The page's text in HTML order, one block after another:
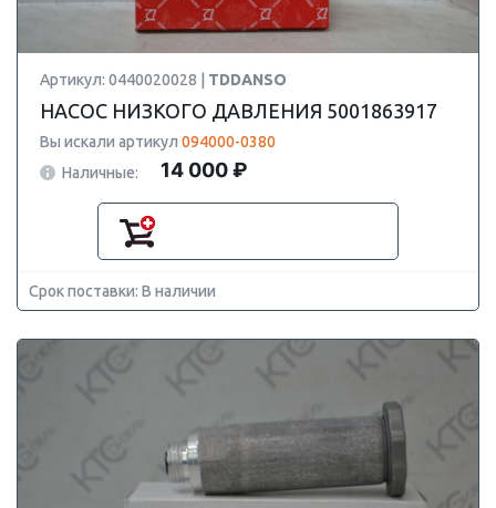
Артикул: 0440020028 | TDDANSO
НАСОС НИЗКОГО ДАВЛЕНИЯ 5001863917
Вы искали артикул 094000-0380
Наличные:
14 000 ₽
Срок поставки: В наличии